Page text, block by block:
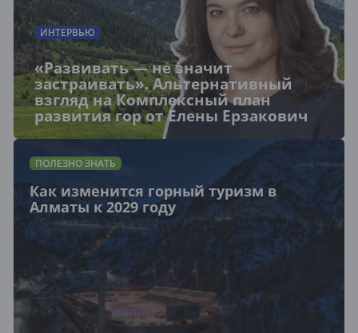
ИНТЕРВЬЮ
«Развивать — не значит
застраивать». Альтернативный
взгляд на Комплексный план
развития гор от Елены Ерзакович
ПОЛЕЗНО ЗНАТЬ
Как изменится горный туризм в
Алматы к 2029 году